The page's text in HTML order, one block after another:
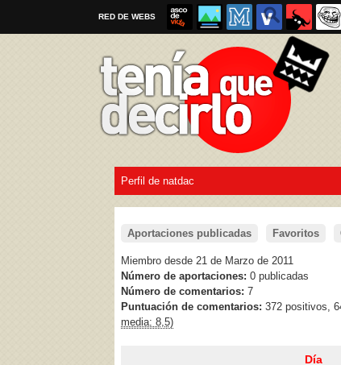
RED DE WEBS
Perfil de natdac
Aportaciones publicadas Favoritos
Miembro desde 21 de Marzo de 2011
Número de aportaciones: 0 publicadas
Número de comentarios: 7
Puntuación de comentarios: 372 positivos,
media: 8,5)
Día